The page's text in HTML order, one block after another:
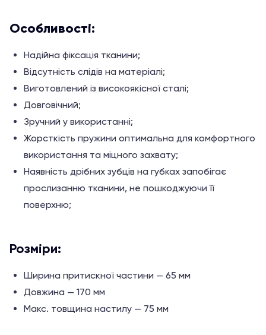
Особливості:
Надійна фіксація тканини;
Відсутність слідів на матеріалі;
Виготовлений із високоякісної сталі;
Довговічний;
Зручний у використанні;
Жорсткість пружини оптимальна для комфортного
використання та міцного захвату;
Наявність дрібних зубців на губках запобігає
прослизанню тканини, не пошкоджуючи її
поверхню;
Розміри:
Ширина притискної частини — 65 мм
Довжина — 170 мм
Макс. товщина настилу — 75 мм